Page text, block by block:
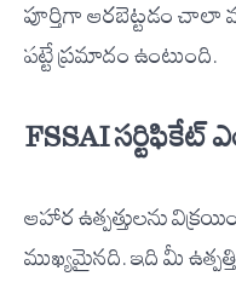
పూర్తిగా ఆరబెట్టడం చాలా
పట్టే ప్రమాదం ఉంటుంది.
FSSAI సర్టిఫికేట్
ఆహార ఉత్పత్తులను
ముఖ్యమైనది. ఇది మీ ఉత్పత్తి